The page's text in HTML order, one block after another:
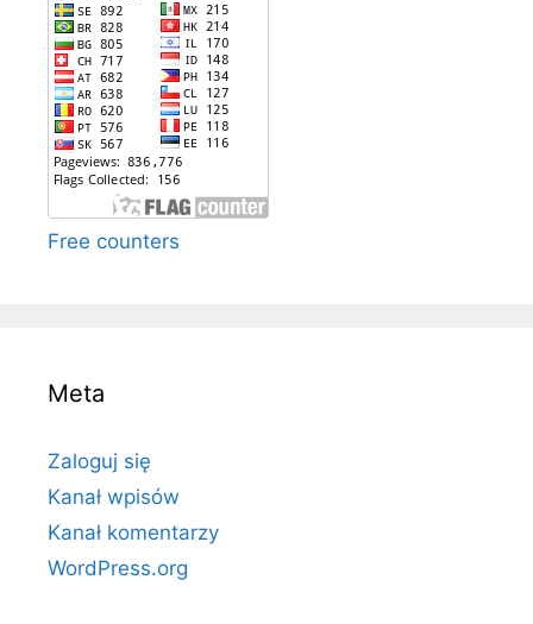
Free counters
Meta
Zaloguj się
Kanał wpisów
Kanał komentarzy
WordPress.org